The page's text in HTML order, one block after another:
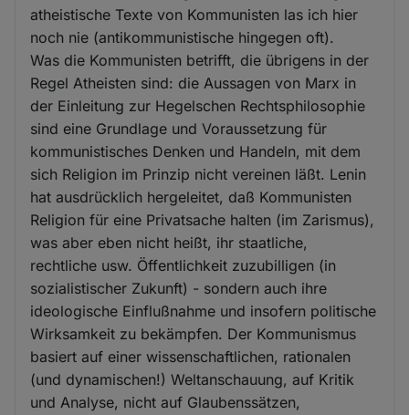
atheistische Texte von Kommunisten las ich hier
noch nie (antikommunistische hingegen oft).
Was die Kommunisten betrifft, die übrigens in der
Regel Atheisten sind: die Aussagen von Marx in
der Einleitung zur Hegelschen Rechtsphilosophie
sind eine Grundlage und Voraussetzung für
kommunistisches Denken und Handeln, mit dem
sich Religion im Prinzip nicht vereinen läßt. Lenin
hat ausdrücklich hergeleitet, daß Kommunisten
Religion für eine Privatsache halten (im Zarismus),
was aber eben nicht heißt, ihr staatliche,
rechtliche usw. Öffentlichkeit zuzubilligen (in
sozialistischer Zukunft) - sondern auch ihre
ideologische Einflußnahme und insofern politische
Wirksamkeit zu bekämpfen. Der Kommunismus
basiert auf einer wissenschaftlichen, rationalen
(und dynamischen!) Weltanschauung, auf Kritik
und Analyse, nicht auf Glaubenssätzen,